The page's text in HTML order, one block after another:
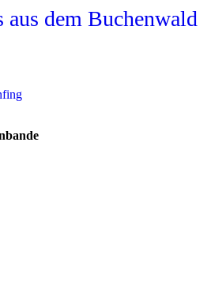
aus dem Buchenwald